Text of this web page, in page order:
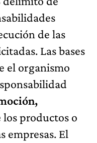
de las
Las bases
el organismo
los productos o
empresas. El